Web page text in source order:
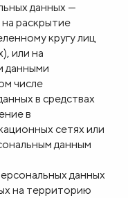
данных —
раскрытие
кругу лиц
или на
данными
числе
в средствах
в
сетях или
данным
данных
на территорию